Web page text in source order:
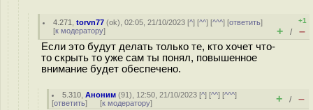
4.271 ,torvn77 (ok), 02:05, 21/10/2023 [^] [^^] [^^^] [ответить]
[к модератору]
+1
+ / –
Если это будут делать только те, кто хочет что-
то скрыть то уже сам ты понял, повышенное
внимание будет обеспечено.
5.310 ,Аноним (91), 12:50, 21/10/2023 [^] [^^] [^^^]
[ответить] [к модератору] + / –